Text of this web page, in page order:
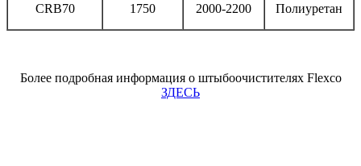
CRB70 1750 2000-2200 Полиуретан
Более подробная информация о штыбоочистителях Flexco
ЗДЕСЬ